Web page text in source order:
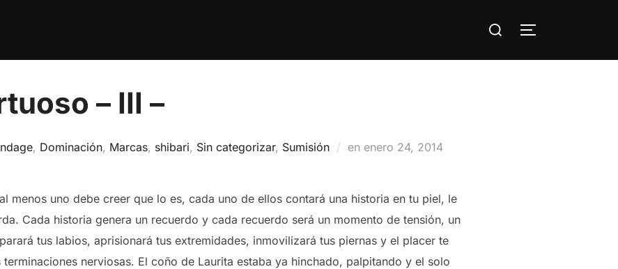
Buscar:
ALTERNAR
– III –
, Dominación, Marcas, shibari, Sin categorizar, Sumisión en Publicado
enero 24, 2014
menos uno debe creer que lo es, cada uno de ellos contará una historia en tu piel, le
Cada historia genera un recuerdo y cada recuerdo será un momento de tensión, un
tus labios, aprisionará tus extremidades, inmovilizará tus piernas y el placer te
nerviosas. El coño de Laurita estaba ya hinchado, palpitando y el solo